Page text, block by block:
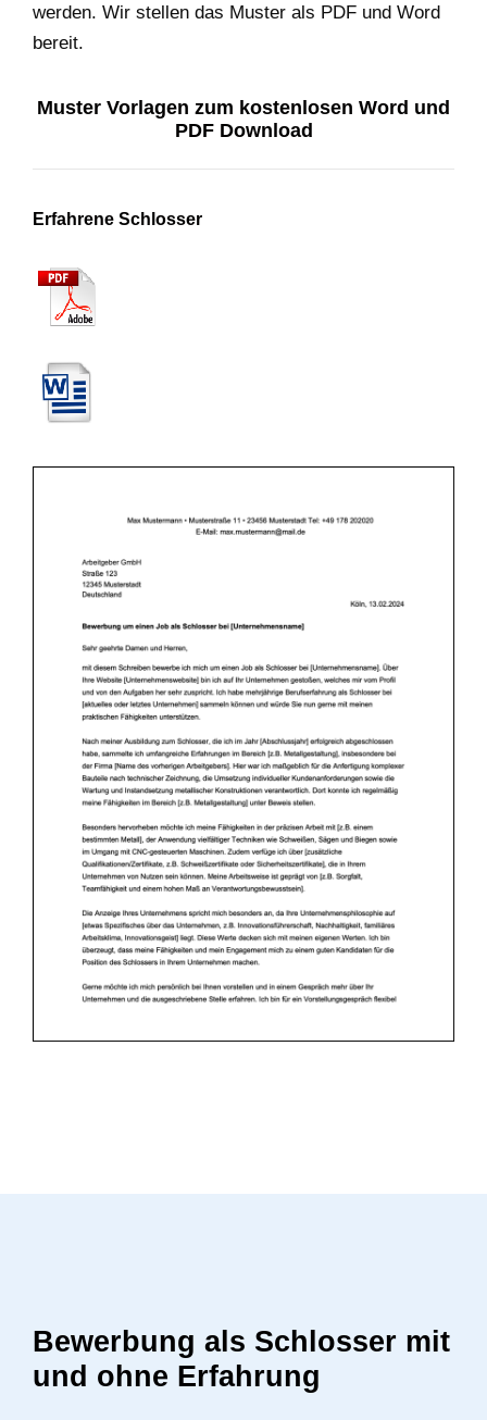
werden. Wir stellen das Muster als PDF und Word
bereit.
Muster Vorlagen zum kostenlosen Word und
PDF Download
Erfahrene Schlosser
Bewerbung als Schlosser mit
und ohne Erfahrung